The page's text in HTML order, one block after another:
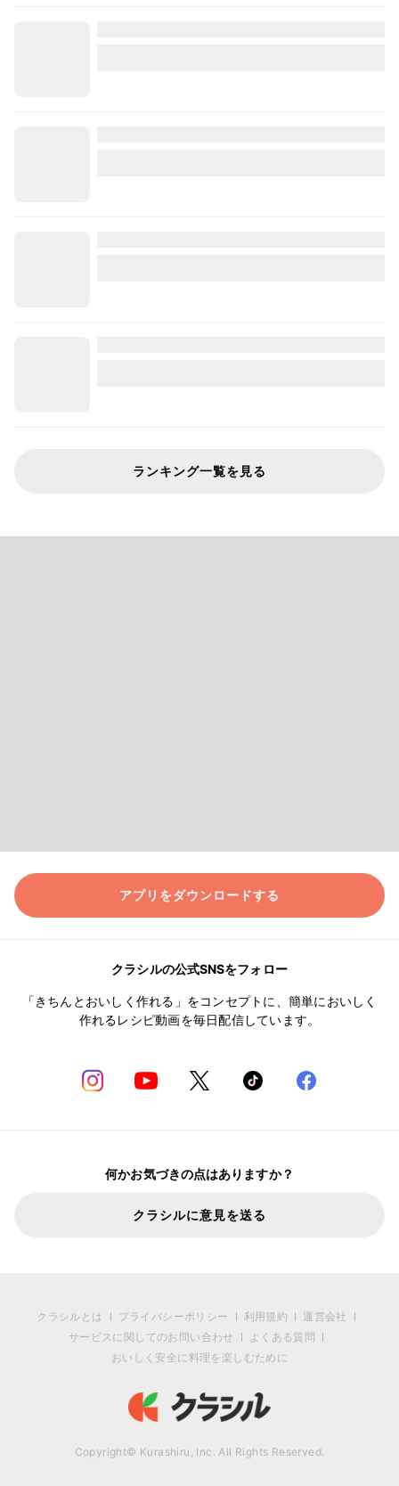
ランキング一覧を見る
アプリをダウンロードする
クラシルの公式SNSをフォロー
「きちんとおいしく作れる」をコンセプトに、簡単においしく
作れるレシピ動画を毎日配信しています。
何かお気づきの点はありますか？
クラシルに意見を送る
クラシルとは プライバシーポリシー 利用規約
運営会社
サービスに関してのお問い合わせ
よくある質問
おいしく安全に料理を楽しむために
Copyright© Kurashiru, Inc. All Rights Reserved.